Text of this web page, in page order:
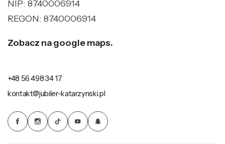
NIP: 8740006914
REGON: 8740006914
Zobacz na google maps.
+48 56 498 34 17
kontakt@jubiler-katarzynski.pl